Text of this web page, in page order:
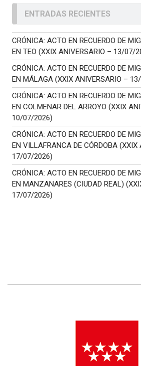
ENTRADAS RECIENTES
CRÓNICA: ACTO EN RECUERDO DE
EN TEO (XXIX ANIVERSARIO – 13/07/
CRÓNICA: ACTO EN RECUERDO DE
EN MÁLAGA (XXIX ANIVERSARIO –
CRÓNICA: ACTO EN RECUERDO DE
EN COLMENAR DEL ARROYO (XXIX
10/07/2026)
CRÓNICA: ACTO EN RECUERDO DE
EN VILLAFRANCA DE CÓRDOBA (XXIX
17/07/2026)
CRÓNICA: ACTO EN RECUERDO DE
EN MANZANARES (CIUDAD REAL)
17/07/2026)